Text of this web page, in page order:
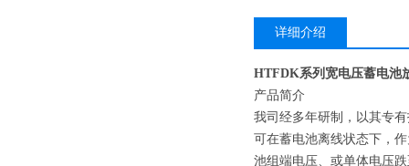
详细介绍
HTFDK系列宽电压蓄电池
产品简介
我司经多年研制，以其专
可在蓄电池离线状态下，
池组端电压、或单体电压